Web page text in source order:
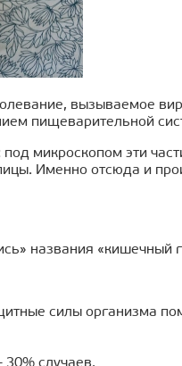
вызываемое
пищеварительной
микроскопом эти
Именно отсюда и
названия «кишечный
силы организма